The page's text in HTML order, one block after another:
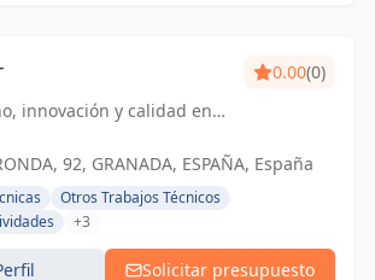
innovación y calidad en
únicos que inspiran.
0.00(0)
92, GRANADA, ESPAÑA, España
Otros Trabajos Técnicos
+3
Solicitar presupuesto